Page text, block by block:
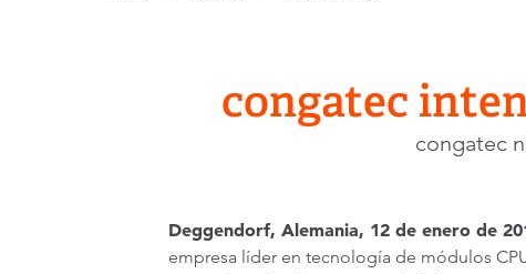
congatec
congatec
Deggendorf, Alemania, 12 de enero de
empresa líder en tecnología de módulos